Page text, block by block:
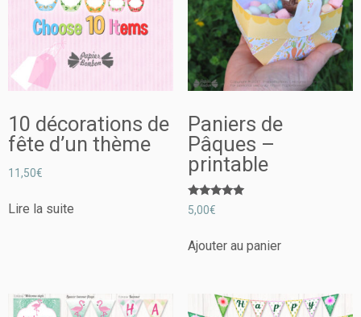
10 décorations de
fête d’un thème
11,50€
Lire la suite
Paniers de
Pâques –
printable
Note
5.00
5,00€
Ajouter au panier